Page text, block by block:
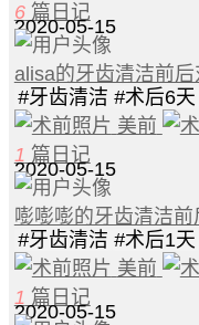
6篇日记
2020-05-15
alisa的牙齿清洁前后
#牙齿清洁 #术后6天
美前
1 篇日记
2020-05-15
嘭嘭嘭的牙齿清洁前
#牙齿清洁 #术后1天
美前
1 篇日记
2020-05-15